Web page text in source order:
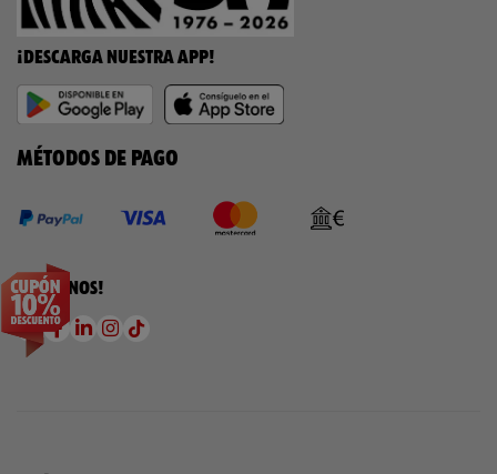
¡DESCARGA NUESTRA APP!
MÉTODOS DE PAGO
¡SÍGUENOS!